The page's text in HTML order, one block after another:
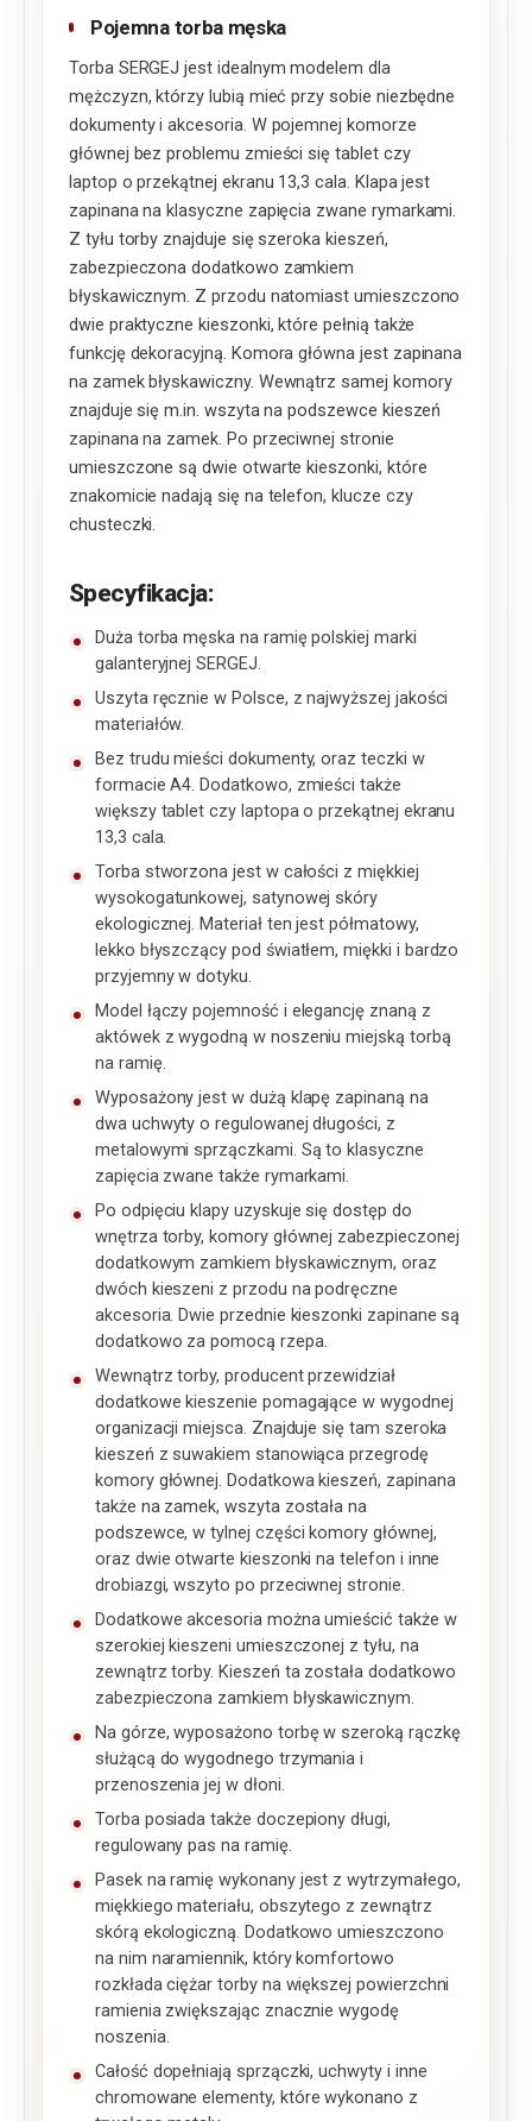
Pojemna torba męska
Torba SERGEJ jest idealnym modelem dla
mężczyzn, którzy lubią mieć przy sobie niezbędne
dokumenty i akcesoria. W pojemnej komorze
głównej bez problemu zmieści się tablet czy
laptop o przekątnej ekranu 13,3 cala. Klapa jest
zapinana na klasyczne zapięcia zwane rymarkami.
Z tyłu torby znajduje się szeroka kieszeń,
zabezpieczona dodatkowo zamkiem
błyskawicznym. Z przodu natomiast umieszczono
dwie praktyczne kieszonki, które pełnią także
funkcję dekoracyjną. Komora główna jest zapinana
na zamek błyskawiczny. Wewnątrz samej komory
znajduje się m.in. wszyta na podszewce kieszeń
zapinana na zamek. Po przeciwnej stronie
umieszczone są dwie otwarte kieszonki, które
znakomicie nadają się na telefon, klucze czy
chusteczki.
Specyfikacja:
Duża torba męska na ramię polskiej marki
galanteryjnej SERGEJ.
Uszyta ręcznie w Polsce, z najwyższej jakości
materiałów.
Bez trudu mieści dokumenty, oraz teczki w
formacie A4. Dodatkowo, zmieści także
większy tablet czy laptopa o przekątnej ekranu
13,3 cala.
Torba stworzona jest w całości z miękkiej
wysokogatunkowej, satynowej skóry
ekologicznej. Materiał ten jest półmatowy,
lekko błyszczący pod światłem, miękki i bardzo
przyjemny w dotyku.
Model łączy pojemność i elegancję znaną z
aktówek z wygodną w noszeniu miejską torbą
na ramię.
Wyposażony jest w dużą klapę zapinaną na
dwa uchwyty o regulowanej długości, z
metalowymi sprzączkami. Są to klasyczne
zapięcia zwane także rymarkami.
Po odpięciu klapy uzyskuje się dostęp do
wnętrza torby, komory głównej zabezpieczonej
dodatkowym zamkiem błyskawicznym, oraz
dwóch kieszeni z przodu na podręczne
akcesoria. Dwie przednie kieszonki zapinane są
dodatkowo za pomocą rzepa.
Wewnątrz torby, producent przewidział
dodatkowe kieszenie pomagające w wygodnej
organizacji miejsca. Znajduje się tam szeroka
kieszeń z suwakiem stanowiąca przegrodę
komory głównej. Dodatkowa kieszeń, zapinana
także na zamek, wszyta została na
podszewce, w tylnej części komory głównej,
oraz dwie otwarte kieszonki na telefon i inne
drobiazgi, wszyto po przeciwnej stronie.
Dodatkowe akcesoria można umieścić także w
szerokiej kieszeni umieszczonej z tyłu, na
zewnątrz torby. Kieszeń ta została dodatkowo
zabezpieczona zamkiem błyskawicznym.
Na górze, wyposażono torbę w szeroką rączkę
służącą do wygodnego trzymania i
przenoszenia jej w dłoni.
Torba posiada także doczepiony długi,
regulowany pas na ramię.
Pasek na ramię wykonany jest z wytrzymałego,
miękkiego materiału, obszytego z zewnątrz
skórą ekologiczną. Dodatkowo umieszczono
na nim naramiennik, który komfortowo
rozkłada ciężar torby na większej powierzchni
ramienia zwiększając znacznie wygodę
noszenia.
Całość dopełniają sprzączki, uchwyty i inne
chromowane elementy, które wykonano z